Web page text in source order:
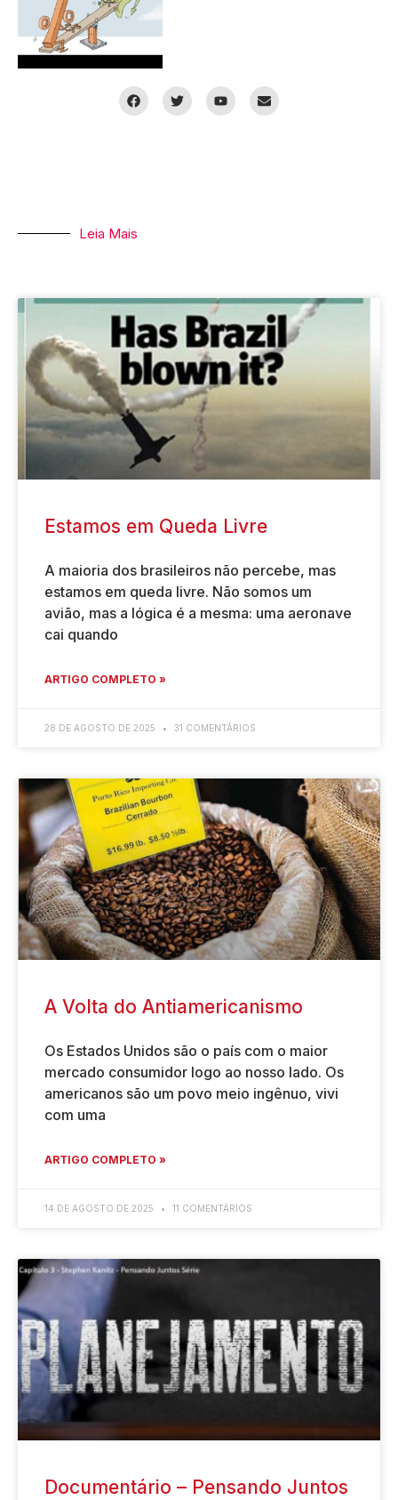
Leia Mais
Estamos em Queda Livre
A maioria dos brasileiros não percebe, mas
estamos em queda livre. Não somos um
avião, mas a lógica é a mesma: uma aeronave
cai quando
ARTIGO COMPLETO »
28 DE AGOSTO DE 2025 31 COMENTÁRIOS
A Volta do Antiamericanismo
Os Estados Unidos são o país com o maior
mercado consumidor logo ao nosso lado. Os
americanos são um povo meio ingênuo, vivi
com uma
ARTIGO COMPLETO »
14 DE AGOSTO DE 2025 11 COMENTÁRIOS
Documentário – Pensando Juntos